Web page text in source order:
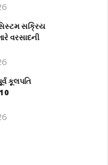
ટ્રફ સહિત 3 સિસ્ટમ સક્રિય
દિવસ ભારે વરસાદની આગાહી
સક્રિય
વરસાદની
કૂલપતિ